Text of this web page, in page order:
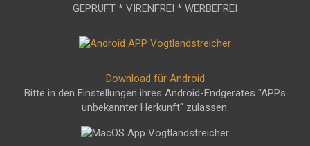
GEPRÜFT * VIRENFREI * WERBEFREI
Download für Android
Bitte in den Einstellungen ihres Android-Endgerätes "APPs
unbekannter Herkunft" zulassen.